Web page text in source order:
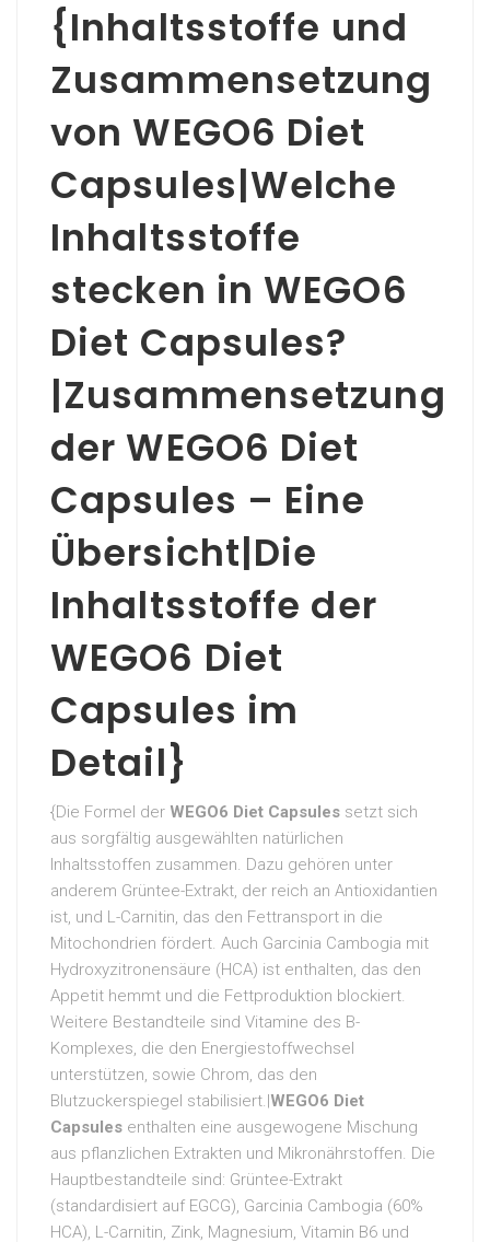
{Inhaltsstoffe und
Zusammensetzung
von WEGO6 Diet
Capsules|Welche
Inhaltsstoffe
stecken in WEGO6
Diet Capsules?
|Zusammensetzung
der WEGO6 Diet
Capsules – Eine
Übersicht|Die
Inhaltsstoffe der
WEGO6 Diet
Capsules im
Detail}
{Die Formel der WEGO6 Diet Capsules setzt sich
aus sorgfältig ausgewählten natürlichen
Inhaltsstoffen zusammen. Dazu gehören unter
anderem Grüntee-Extrakt, der reich an Antioxidantien
ist, und L-Carnitin, das den Fettransport in die
Mitochondrien fördert. Auch Garcinia Cambogia mit
Hydroxyzitronensäure (HCA) ist enthalten, das den
Appetit hemmt und die Fettproduktion blockiert.
Weitere Bestandteile sind Vitamine des B-
Komplexes, die den Energiestoffwechsel
unterstützen, sowie Chrom, das den
Blutzuckerspiegel stabilisiert.|WEGO6 Diet
Capsules enthalten eine ausgewogene Mischung
aus pflanzlichen Extrakten und Mikronährstoffen. Die
Hauptbestandteile sind: Grüntee-Extrakt
(standardisiert auf EGCG), Garcinia Cambogia (60%
HCA), L-Carnitin, Zink, Magnesium, Vitamin B6 und